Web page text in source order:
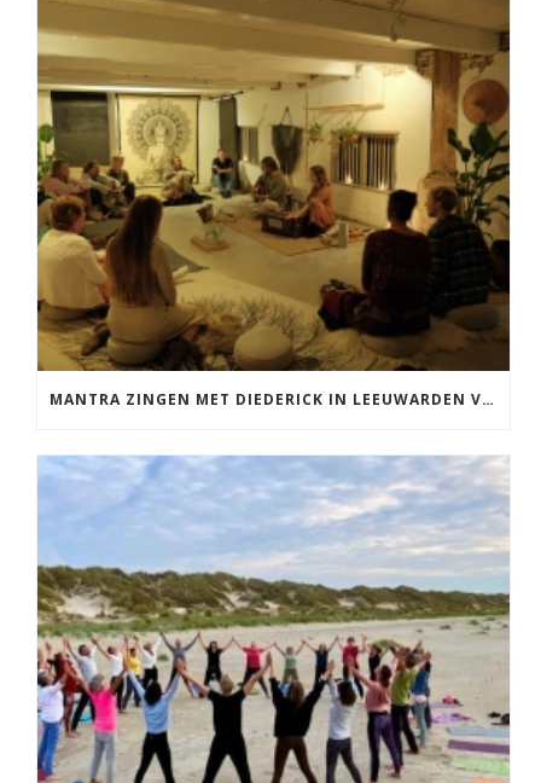
MANTRA ZINGEN MET DIEDERICK IN LEEUWARDEN VRIJDAG 12 JUNI KIRTAN